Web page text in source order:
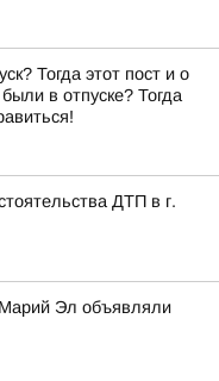
Тогда этот пост и о
в отпуске? Тогда
ДТП в г.
Эл объявляли